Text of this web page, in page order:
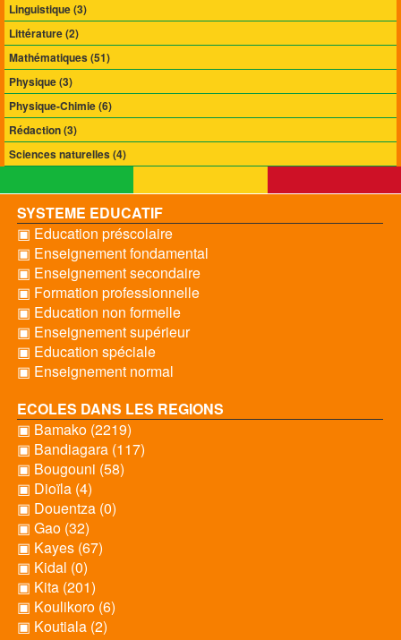
Linguistique (3)
Littérature (2)
Mathématiques (51)
Physique (3)
Physique-Chimie (6)
Rédaction (3)
Sciences naturelles (4)
SYSTEME EDUCATIF
▣ Education préscolaire
▣ Enseignement fondamental
▣ Enseignement secondaire
▣ Formation professionnelle
▣ Education non formelle
▣ Enseignement supérieur
▣ Education spéciale
▣ Enseignement normal
ECOLES DANS LES REGIONS
▣ Bamako (2219)
▣ Bandiagara (117)
▣ Bougouni (58)
▣ Dioïla (4)
▣ Douentza (0)
▣ Gao (32)
▣ Kayes (67)
▣ Kidal (0)
▣ Kita (201)
▣ Koulikoro (6)
▣ Koutiala (2)